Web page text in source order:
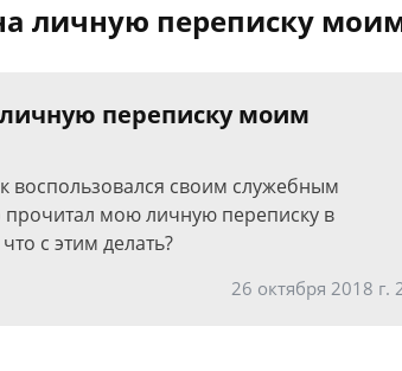
личную переписку
переписку моим
воспользовался своим служебным
мою личную переписку в
с этим делать?
26 октября 2018 г.